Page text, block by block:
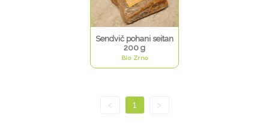
Sendvič pohani seitan
200 g
Bio Zrno
< 1 >